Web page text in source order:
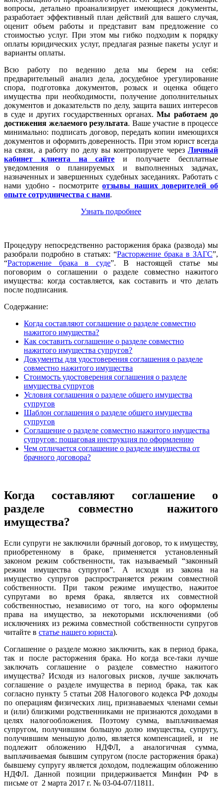
вопросы, детально проанализирует имеющиеся документы,
разработает эффективный план действий для вашего случая,
оценит объем работы и представит вам предложение со
стоимостью услуг. При этом мы гибко подходим к порядку
оплаты юридических услуг, предлагая разные пакеты услуг и
варианты оплаты.
Всю работу по ведению дела мы берем на себя:
предварительный анализ дела, досудебное урегулирование
спора, подготовка документов, розыск и оценка общего
имущества при необходимости, получение дополнительных
документов и доказательств по делу, защита ваших интересов
в суде и других государственных органах.Мы работаем до
достижения желаемого результата. Ваше участие в процессе
минимально: подписать договор, передать копии имеющихся
документов и оформить доверенность. При этом юрист всегда
на связи, а работу по делу вы контролируете через Личный
кабинет клиента на сайте и получаете бесплатные
уведомления о планируемых и выполненных задачах,
назначенных и завершенных судебных заседаниях. Работать с
нами удобно - посмотритеотзывы наших доверителей об
опыте сотрудничества с нами.
Узнать подробнее
Процедуру непосредственно расторжения брака (развода) мы
разобрали подробно в статьях: “Расторжение брака в ЗАГС”,
“Расторжение брака в суде”. В настоящей статье мы
поговорим о соглашении о разделе совместно нажитого
имущества: когда составляется, как составить и что делать
после подписания.
Содержание:
Когда составляют соглашение о разделе совместно
нажитого имущества?
Как составить соглашение о разделе совместно
нажитого имущества супругов?
Документы для удостоверения соглашения о разделе
совместно нажитого имущества
Стоимость удостоверения соглашения о разделе
имущества супругов
Условия соглашения о разделе общего имущества
супругов
Шаблон соглашения о разделе общего имущества
супругов
Соглашение о разделе совместно нажитого имущества
супругов: пошаговая инструкция по оформлению
Чем отличается соглашение о разделе имущества от
брачного договора?
Когда составляют соглашение о
разделе совместно нажитого
имущества?
Если супруги не заключили брачный договор, то к имуществу,
приобретенному в браке, применяется установленный
законом режим собственности, так называемый “законный
режим имущества супругов”. А исходя из закона на
имущество супругов распространяется режим совместной
собственности. При таком режиме имущество, нажитое
супругами во время брака, является их совместной
собственностью, независимо от того, на кого оформлены
права на имущество, за некоторыми исключениями (об
исключениях из режима совместной собственности супругов
читайте в статье нашего юриста).
Соглашение о разделе можно заключить, как в период брака,
так и после расторжения брака. Но когда все-таки лучше
заключать соглашение о разделе совместно нажитого
имущества? Исходя из налоговых рисков, лучше заключать
соглашение о разделе имущества в период брака, так как
согласно пункту 5 статьи 208 Налогового кодекса РФ доходы
по операциям физических лиц, признаваемых членами семьи
и (или) близкими родственниками не признаются доходами в
целях налогообложения. Поэтому сумма, выплачиваемая
супругом, получившим большую долю имущества, супругу,
получившим меньшую долю, является компенсацией, и не
подлежит обложению НДФЛ, а аналогичная сумма,
выплачиваемая бывшим супругом (после расторжения брака)
бывшему супругу является доходом, подлежащим обложению
НДФЛ. Данной позиции придерживается Минфин РФ в
письме от 2 марта 2017 г. № 03-04-07/11811.